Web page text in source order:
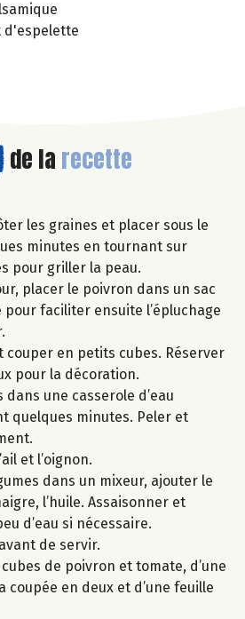
d'espelette
de la recette
les graines et placer sous le
minutes en tournant sur
pour griller la peau.
placer le poivron dans un sac
faciliter ensuite l’épluchage
couper en petits cubes. Réserver
pour la décoration.
une casserole d’eau
quelques minutes. Peler et
et l’oignon.
dans un mixeur, ajouter le
l’huile. Assaisonner et
d’eau si nécessaire.
de servir.
de poivron et tomate, d’une
coupée en deux et d’une feuille